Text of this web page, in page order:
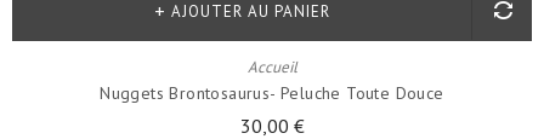
Accueil
Nuggets Brontosaurus- Peluche Toute Douce
30,00 €
AJOUTER AU PANIER